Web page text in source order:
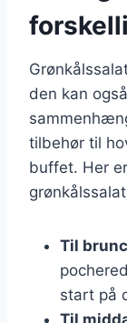
den kan
tilbehør til
buffet. Her
Til
start på
Til